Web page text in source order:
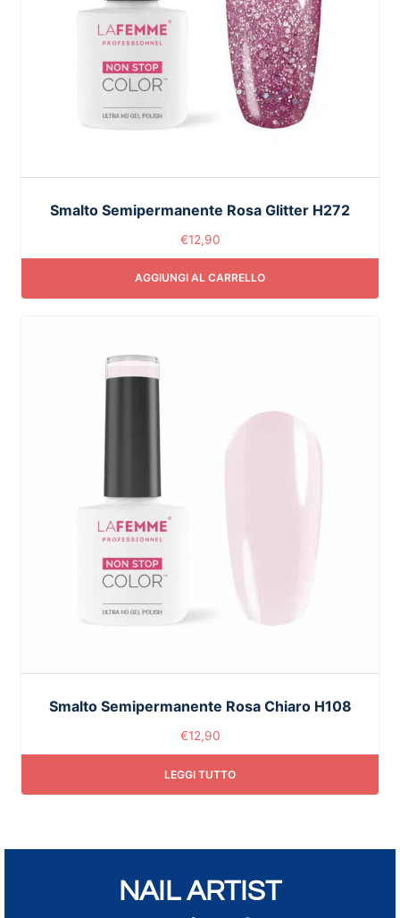
Smalto Semipermanente Rosa Glitter H272
€12,90
AGGIUNGI AL CARRELLO
Smalto Semipermanente Rosa Chiaro H108
€12,90
LEGGI TUTTO
NAIL ARTIST